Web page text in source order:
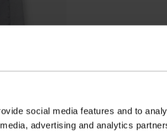
social media features and to
advertising and analytics